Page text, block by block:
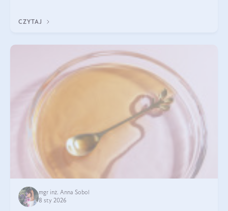
osłabienie włosów.
CZYTAJ
mgr inż. Anna Sobol
8 sty 2026